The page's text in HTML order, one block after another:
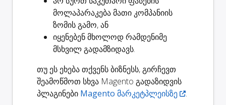
მოლაპარაკება მათი კომპანიის
ზომის გამო, ან
იყენებენ მხოლოდ რამდენიმე
მსხვილ გადამზიდავს.
თუ ეს ეხება თქვენს ბიზნესს, გირჩევთ
შეამოწმოთ სხვა Magento გადაზიდვის
პლაგინები Magento მარკეტპლეისზე
.